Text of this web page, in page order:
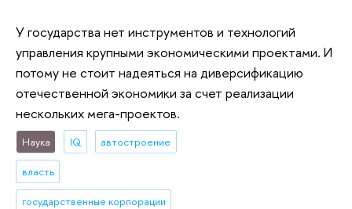
У государства нет инструментов и технологий
управления крупными экономическими проектами. И
потому не стоит надеяться на диверсификацию
отечественной экономики за счет реализации
нескольких мега-проектов.
Наука IQ автостроение
власть
государственные корпорации